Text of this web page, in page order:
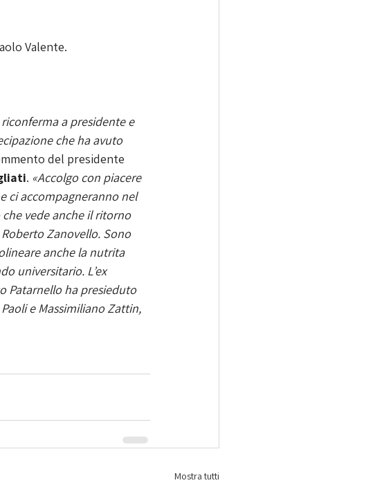
Valente.
a presidente e
che ha avuto
del presidente
. «Accolgo con piacere
ci accompagneranno nel
vede anche il ritorno
Zanovello. Sono
anche la nutrita
universitario. L’ex
Patarnello ha presieduto
e Massimiliano Zattin,
Mostra tutti